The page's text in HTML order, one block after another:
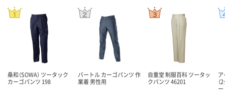
桑和（SOWA） ツータック
カーゴパンツ 198
バートル カーゴパンツ 作
業着 男性用
自重堂 制服百科 ツータッ
クパンツ 46201